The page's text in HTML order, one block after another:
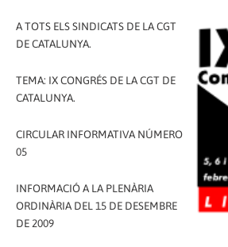
A TOTS ELS SINDICATS DE LA CGT
DE CATALUNYA.
TEMA: IX CONGRÉS DE LA CGT DE
CATALUNYA.
CIRCULAR INFORMATIVA NÚMERO
05
INFORMACIÓ A LA PLENÀRIA
ORDINÀRIA DEL 15 DE DESEMBRE
DE 2009